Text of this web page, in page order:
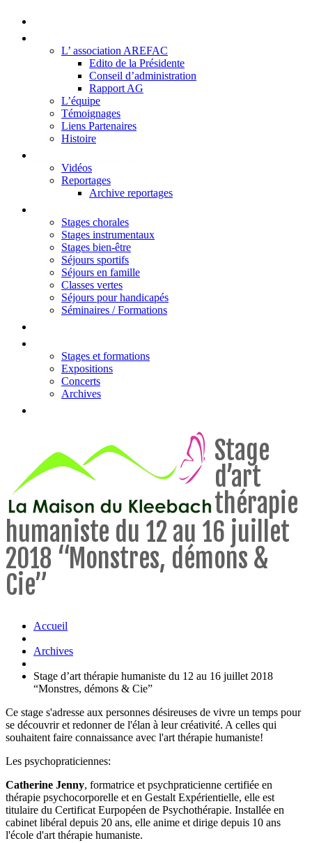
L’ association AREFAC
Edito de la Présidente
Conseil d’administration
Rapport AG
L’équipe
Témoignages
Liens Partenaires
Histoire
Vidéos
Reportages
Archive reportages
Stages chorales
Stages instrumentaux
Stages bien-être
Séjours sportifs
Séjours en famille
Classes vertes
Séjours pour handicapés
Séminaires / Formations
Stages et formations
Expositions
Concerts
Archives
Stage
d’art
thérapie
humaniste du 12 au 16 juillet
2018 “Monstres, démons &
Cie”
Accueil
Archives
Stage d’art thérapie humaniste du 12 au 16 juillet 2018
“Monstres, démons & Cie”
Ce stage s'adresse aux personnes désireuses de vivre un temps pour
se découvrir et redonner de l'élan à leur créativité. A celles qui
souhaitent faire connaissance avec l'art thérapie humaniste!
Les psychopraticiennes:
Catherine Jenny, formatrice et psychpraticienne certifiée en
thérapie psychocorporelle et en Gestalt Expérientielle, elle est
titulaire du Certificat Eurpopéen de Psychothérapie. Installée en
cabinet libéral depuis 20 ans, elle anime et dirige depuis 10 ans
l'école d'art thérapie humaniste.